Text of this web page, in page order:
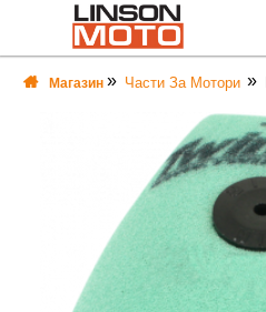
Магазин Части За Мотори